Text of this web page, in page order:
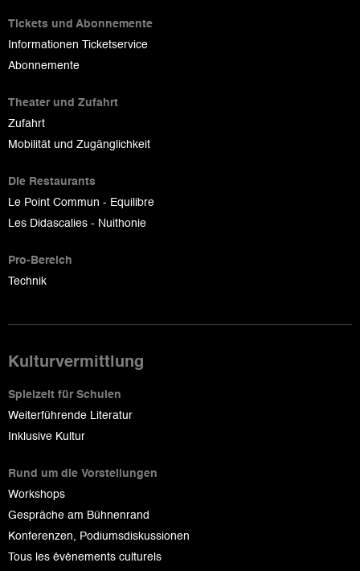
Tickets und Abonnemente
Informationen Ticketservice
Abonnemente
Theater und Zufahrt
Zufahrt
Mobilität und Zugänglichkeit
Die Restaurants
Le Point Commun - Equilibre
Les Didascalies - Nuithonie
Pro-Bereich
Technik
Kulturvermittlung
Spielzeit für Schulen
Weiterführende Literatur
Inklusive Kultur
Rund um die Vorstellungen
Workshops
Gespräche am Bühnenrand
Konferenzen, Podiumsdiskussionen
Tous les événements culturels